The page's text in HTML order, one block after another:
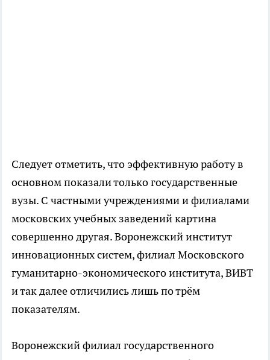
Следует отметить, что эффективную работу в
основном показали только государственные
вузы. С частными учреждениями и филиалами
московских учебных заведений картина
совершенно другая. Воронежский институт
инновационных систем, филиал Московского
гуманитарно-экономического института, ВИВТ
и так далее отличились лишь по трём
показателям.
Воронежский филиал государственного